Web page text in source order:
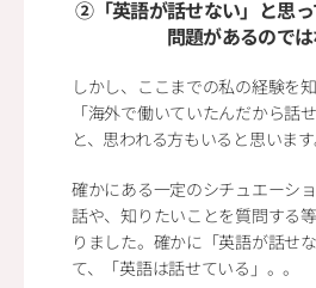
②「英語が話せない」と思
問題があるので
しかし、ここまでの私の経験を
「海外で働いていたんだから話
と、思われる方もいると思います
確かにある一定のシチュエーシ
話や、知りたいことを質問する
りました。確かに「英語が話せ
て、「英語は話せている」。。